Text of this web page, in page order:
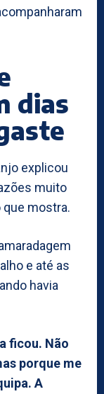
dias
explicou
muito
mostra.
e até as
havia
ficou. Não
porque me
A